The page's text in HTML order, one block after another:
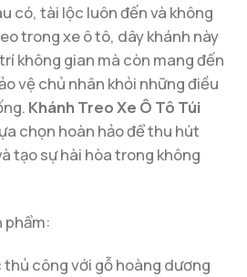
có, tài lộc luôn đến và không
trong xe ô tô, dây khánh này
không gian mà còn mang đến
vệ chủ nhân khỏi những điều
Khánh Treo Xe Ô Tô Túi
chọn hoàn hảo để thu hút
tạo sự hài hòa trong không
phẩm:
thủ công với gỗ hoàng dương